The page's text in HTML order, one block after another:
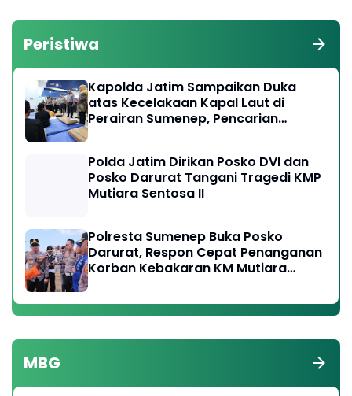
Peristiwa
Kapolda Jatim Sampaikan Duka
atas Kecelakaan Kapal Laut di
Perairan Sumenep, Pencarian
Polda Jatim Dirikan Posko DVI dan
Posko Darurat Tangani Tragedi KMP
Mutiara Sentosa II
Polresta Sumenep Buka Posko
Darurat, Respon Cepat Penanganan
Korban Kebakaran KM Mutiara
MBG